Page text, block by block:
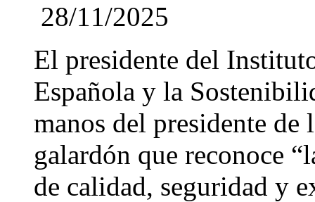
28/11/2025
El presidente del
Española y la
manos del presidente de
galardón que reconoce
de calidad, seguridad y